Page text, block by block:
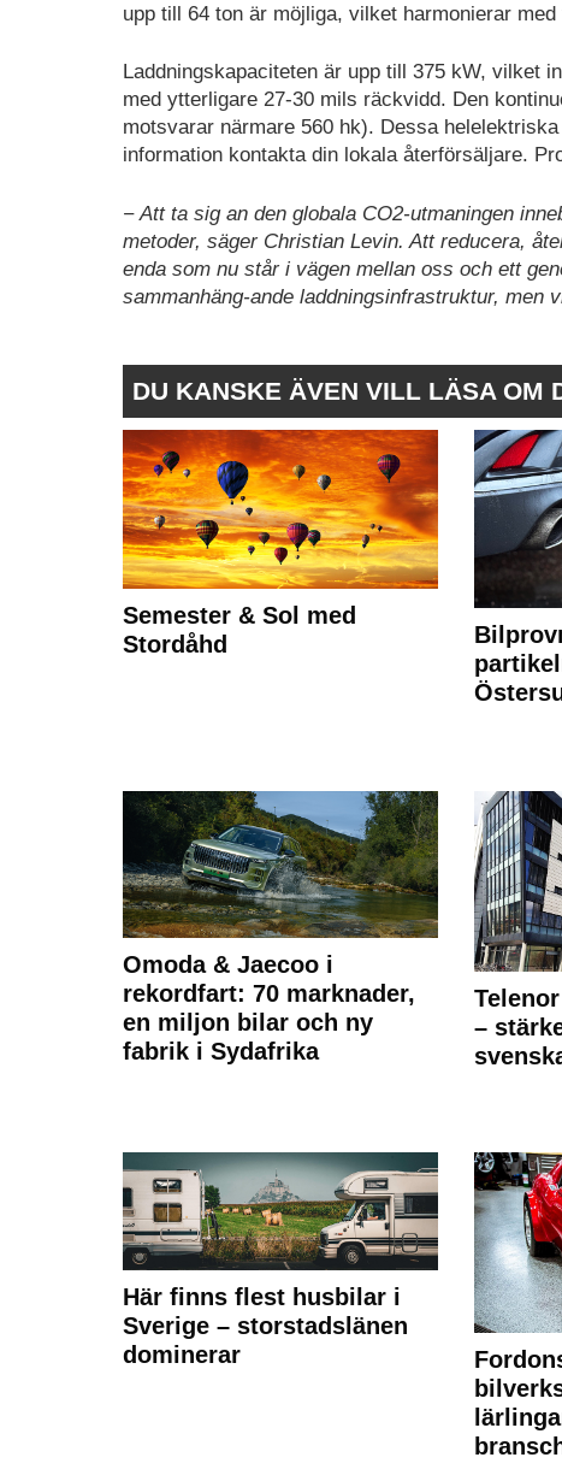
upp till 64 ton är möjliga, vilket harmonierar
Laddningskapaciteten är upp till 375 kW, vilket
med ytterligare 27-30 mils räckvidd. Den
motsvarar närmare 560 hk). Dessa
information kontakta din lokala återförsäljare.
− Att ta sig an den globala CO2-utmaningen
metoder, säger Christian Levin. Att reducera,
enda som nu står i vägen mellan oss och ett
sammanhäng-ande laddningsinfrastruktur, men
DU KANSKE ÄVEN VILL LÄSA OM
Semester & Sol med
Stordåhd
Omoda & Jaecoo i
rekordfart: 70 marknader,
en miljon bilar och ny
fabrik i Sydafrika
–
Här finns flest husbilar i
Sverige – storstadslänen
dominerar